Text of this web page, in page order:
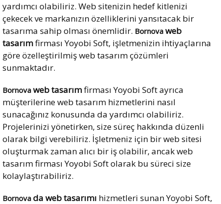
yardımcı olabiliriz. Web sitenizin hedef kitlenizi
çekecek ve markanızın özelliklerini yansıtacak bir
tasarıma sahip olması önemlidir. Bornova web
tasarımfirması Yoyobi Soft, işletmenizin ihtiyaçlarına
göre özelleştirilmiş web tasarım çözümleri
sunmaktadır.
Bornova web tasarımfirması Yoyobi Soft ayrıca
müşterilerine web tasarım hizmetlerini nasıl
sunacağınız konusunda da yardımcı olabiliriz.
Projelerinizi yönetirken, size süreç hakkında düzenli
olarak bilgi verebiliriz. İşletmeniz için bir web sitesi
oluşturmak zaman alıcı bir iş olabilir, ancak web
tasarım firması Yoyobi Soft olarak bu süreci size
kolaylaştırabiliriz.
Bornova da web tasarımı hizmetleri sunan Yoyobi Soft,